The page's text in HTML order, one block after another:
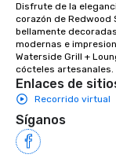
Disfrute de la
corazón de Redwood
bellamente
modernas e
Waterside Grill +
cócteles artesanales.
Enlaces de
Recorrido virtual
Síganos